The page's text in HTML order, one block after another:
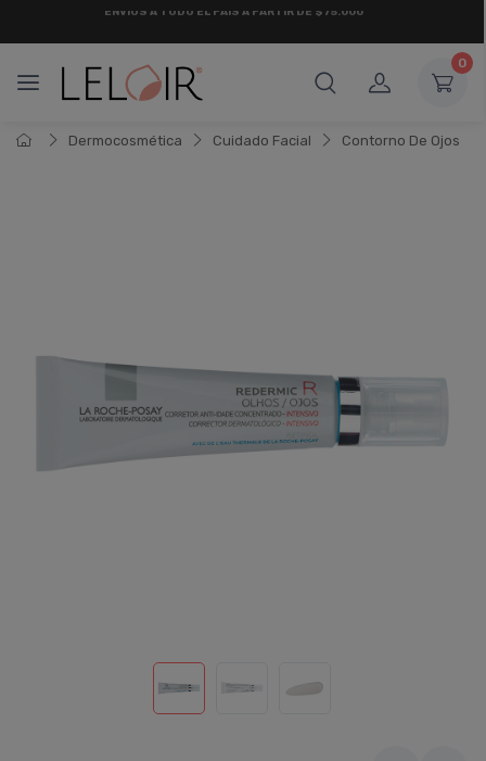
0
Dermocosmética Cuidado Facial Contorno De Ojos